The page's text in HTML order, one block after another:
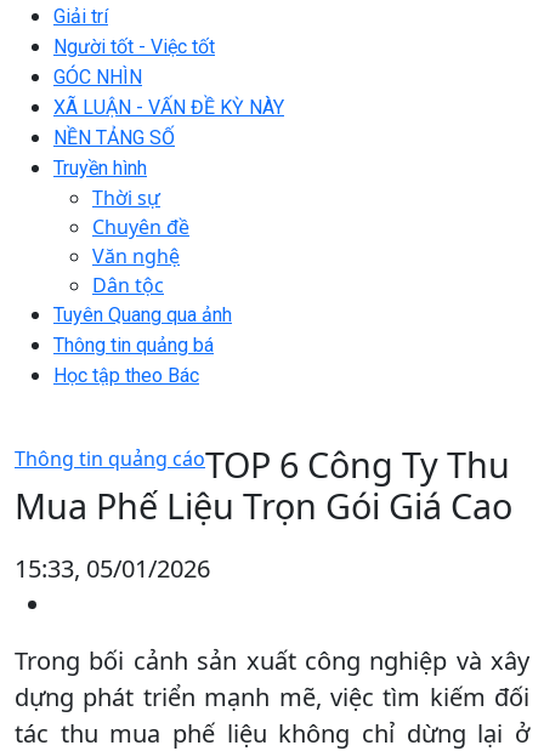
Giải trí
Người tốt - Việc tốt
GÓC NHÌN
XÃ LUẬN - VẤN ĐỀ KỲ NÀY
NỀN TẢNG SỐ
Truyền hình
Thời sự
Chuyên đề
Văn nghệ
Dân tộc
Tuyên Quang qua ảnh
Thông tin quảng bá
Học tập theo Bác
Thông tin quảng cáoTOP 6 Công Ty Thu
Mua Phế Liệu Trọn Gói Giá Cao
15:33, 05/01/2026
Trong bối cảnh sản xuất công nghiệp và xây
dựng phát triển mạnh mẽ, việc tìm kiếm đối
tác thu mua phế liệu không chỉ dừng lại ở